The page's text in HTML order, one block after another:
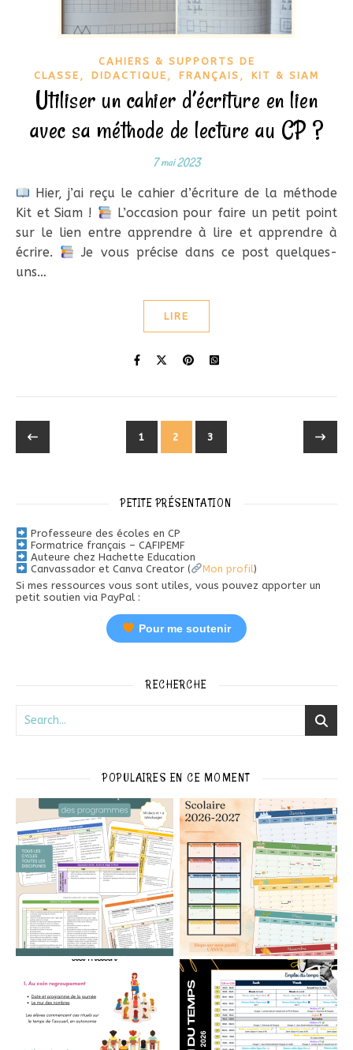
CAHIERS & SUPPORTS DE
CLASSE , DIDACTIQUE , FRANÇAIS , KIT & SIAM
Utiliser un cahier d’écriture en lien
avec sa méthode de lecture au CP ?
7 mai 2023
Hier, j’ai reçu le cahier d’écriture de la méthode
Kit et Siam !
L’occasion pour faire un petit point
sur le lien entre apprendre à lire et apprendre à
écrire.
Je vous précise dans ce post quelques-
uns…
LIRE
1 2 3
PETITE PRÉSENTATION
Professeure des écoles en CP
Formatrice français – CAFIPEMF
Auteure chez Hachette Education
Canvassador et Canva Creator (
Mon profil)
Si mes ressources vous sont utiles, vous pouvez apporter un
petit soutien via PayPal :
Pour me soutenir
RECHERCHE
POPULAIRES EN CE MOMENT